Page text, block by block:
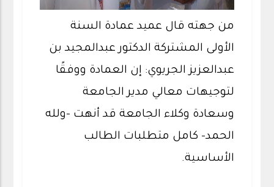
من جهته قال عميد عمادة السنة
الأولى المشتركة الدكتور عبدالمجيد بن
عبدالعزيز الجريوي: إن العمادة ووفقًا
لتوجيهات معالي مدير الجامعة
وسعادة وكلاء الجامعة قد أنهت -ولله
الحمد- كامل متطلبات الطالب
الأساسية.